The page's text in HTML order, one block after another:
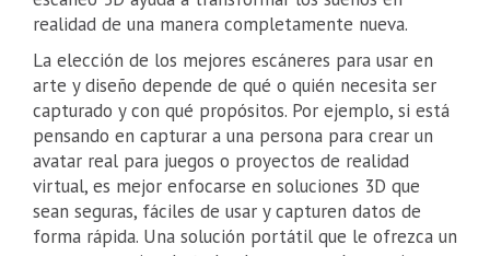
realidad de una manera completamente nueva.
La elección de los mejores escáneres para usar en
arte y diseño depende de qué o quién necesita ser
capturado y con qué propósitos. Por ejemplo, si está
pensando en capturar a una persona para crear un
avatar real para juegos o proyectos de realidad
virtual, es mejor enfocarse en soluciones 3D que
sean seguras, fáciles de usar y capturen datos de
forma rápida. Una solución portátil que le ofrezca un